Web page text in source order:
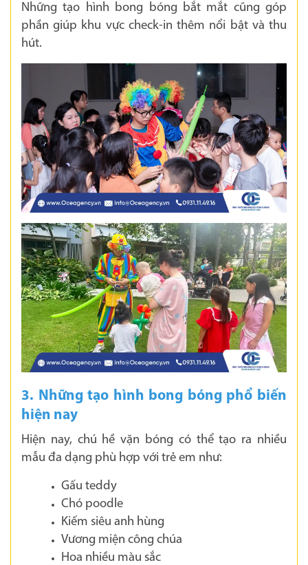
Những tạo hình bong bóng bắt mắt cũng góp
phần giúp khu vực check-in thêm nổi bật và thu
hút.
3. Những tạo hình bong bóng phổ biến
hiện nay
Hiện nay, chú hề vặn bóng có thể tạo ra nhiều
mẫu đa dạng phù hợp với trẻ em như:
Gấu teddy
Chó poodle
Kiếm siêu anh hùng
Vương miện công chúa
Hoa nhiều màu sắc